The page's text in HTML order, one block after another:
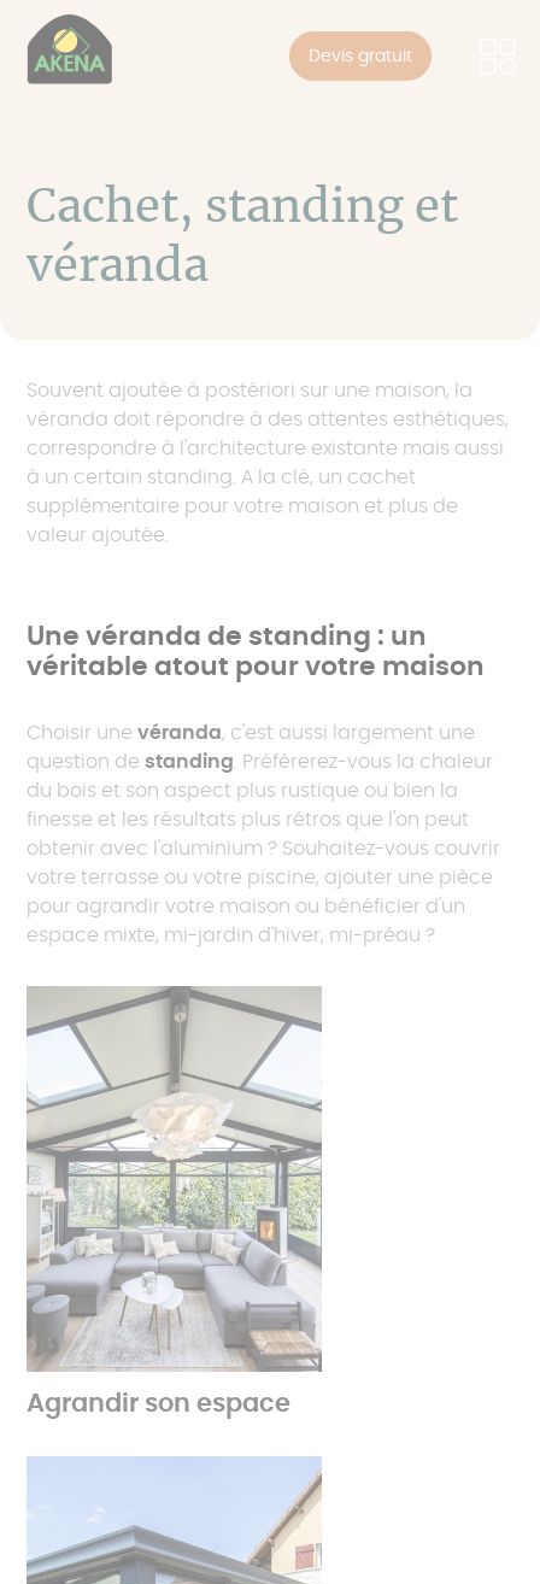
main
Devis gratuit
Cachet, standing et
véranda
Souvent ajoutée à postériori sur une maison, la
véranda doit répondre à des attentes esthétiques,
correspondre à l'architecture existante mais aussi
à un certain standing. A la clé, un cachet
supplémentaire pour votre maison et plus de
valeur ajoutée.
Une véranda de standing : un
véritable atout pour votre maison
Choisir unevéranda, c'est aussi largement une
question destanding. Préférerez-vous la chaleur
du bois et son aspect plus rustique ou bien la
finesse et les résultats plus rétros que l'on peut
obtenir avec l'aluminium ? Souhaitez-vous couvrir
votre terrasse ou votre piscine, ajouter une pièce
pour agrandir votre maison ou bénéficier d'un
espace mixte, mi-jardin d'hiver, mi-préau ?
Agrandir son espace